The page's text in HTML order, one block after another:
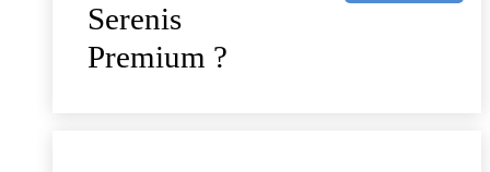
Serenis
Premium ?